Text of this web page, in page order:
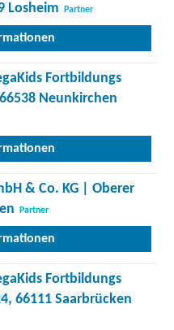
Losheim
Partner
Fortbildungs
Neunkirchen
& Co. KG | Oberer
Partner
Fortbildungs
66111 Saarbrücken